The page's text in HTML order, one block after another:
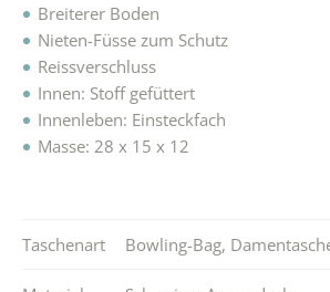
Breiterer Boden
Nieten-Füsse zum Schutz
Reissverschluss
Innen: Stoff gefüttert
Innenleben: Einsteckfach
Masse: 28 x 15 x 12
Taschenart Bowling-Bag,